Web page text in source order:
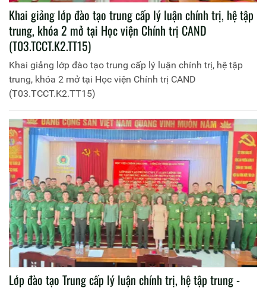
Khai giảng lớp đào tạo trung cấp lý luận chính trị, hệ tập
trung, khóa 2 mở tại Học viện Chính trị CAND
(T03.TCCT.K2.TT15)
Khai giảng lớp đào tạo trung cấp lý luận chính trị, hệ tập
trung, khóa 2 mở tại Học viện Chính trị CAND
(T03.TCCT.K2.TT15)
Lớp đào tạo Trung cấp lý luận chính trị, hệ tập trung -